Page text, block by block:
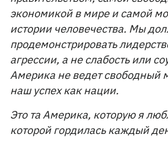
экономикой в ​​мире и самой
истории человечества. Мы
продемонстрировать
агрессии, а не слабость или
Америка не ведет свободный
наш успех как нации.
Это та Америка, которую я
которой гордилась каждый